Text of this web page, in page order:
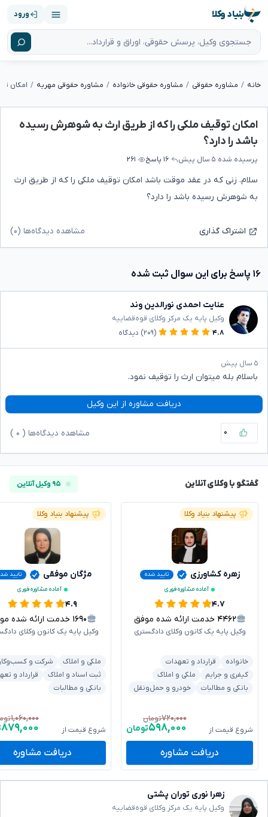
بنیاد وکلا ورود
خانه مشاوره حقوقی مشاوره حقوقی خانواده مشاوره حقوقی مهریه
امکان توقیف ملکی را که از طریق ارث به شوهرش رسیده
باشد را دارد؟
پرسیده شده ۵ سال پیش ۱۶ پاسخ ۲۶۱
سلام. زنی که در عقد موقت باشد امکان توقیف ملکی را که از طریق ارث
به شوهرش رسیده باشد را دارد؟
اشتراک گذاری مشاهده دیدگاه‌ها (۰)
۱۶ پاسخ برای این سوال ثبت شده
عنایت احمدی نورالدین وند
وکیل پایه یک مرکز وکلای قوه‌قضاییه
۴.۸
(۲۰۹) دیدگاه
۵ سال پیش
باسلام بله میتوان ارث را توقیف نمود.
دریافت مشاوره از این وکیل
۰ مشاهده دیدگاه‌ها ( ۰
گفتگو با وکلای آنلاین ۹۵ وکیل آنلاین
پیشنهاد بنیاد وکلا
زهره کشاورزی
تایید شده
آماده مشاوره فوری
۴.۷
۴۴۶۲ خدمت ارائه شده موفق
وکیل پایه یک کانون وکلای دادگستری
خانواده
قرارداد و تعهدات
کیفری و جرایم
ملکی و املاک
بانکی و مطالبات
خودرو و حمل‌ونقل
شروع قیمت از
۷۲۰,۰۰۰تومان
۵۹۸,۰۰۰تومان
دریافت مشاوره
پیشنهاد بنیاد وکلا
مژگان موفقی
تایید
آماده مشاوره فوری
۴.۹
۱۶۹۰ خدمت ارائه شده موفق
وکیل پایه یک کانون وکلای
ملکی و املاک
شرکت و
ثبت اسناد و املاک
قرارداد و
بانکی و مطالبات
شروع قیمت از
۱,۰۶۰,۰۰۰
۸۷۹,۰۰۰
دریافت مشاوره
زهرا نوری توران پشتی
وکیل پایه یک مرکز وکلای قوه‌قضاییه